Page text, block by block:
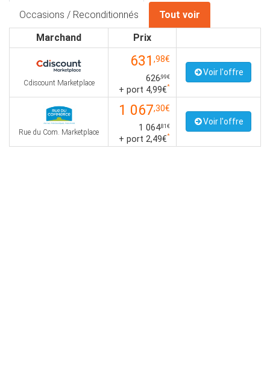
Occasions / Reconditionnés
Tout voir
Marchand
Prix
Cdiscount Marketplace
631 ,98€
626,99€
+ port 4,99€*
Voir l'offre
Rue du Com. Marketplace
1 067,30€
1 064,81€
+ port 2,49€*
Voir l'offre